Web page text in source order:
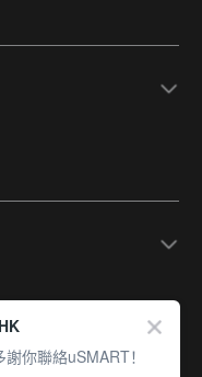
你聯絡uSMART！